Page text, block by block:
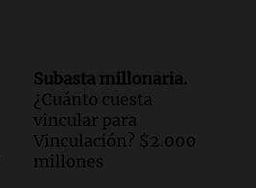
Subasta millonaria.
¿Cuánto cuesta
vincular para
Vinculación? $2.000
millones